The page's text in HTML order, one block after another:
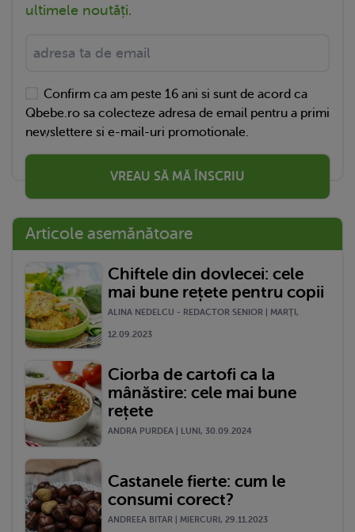
ultimele noutăți.
Confirm ca am peste 16 ani si sunt de acord ca
Qbebe.ro sa colecteze adresa de email pentru a primi
newslettere si e-mail-uri promotionale.
VREAU SĂ MĂ ÎNSCRIU
Articole asemănătoare
Chiftele din dovlecei: cele
mai bune rețete pentru copii
ALINA NEDELCU - REDACTOR SENIOR | MARŢI,
12.09.2023
Ciorba de cartofi ca la
mânăstire: cele mai bune
rețete
ANDRA PURDEA | LUNI, 30.09.2024
Castanele fierte: cum le
consumi corect?
ANDREEA BITAR | MIERCURI, 29.11.2023